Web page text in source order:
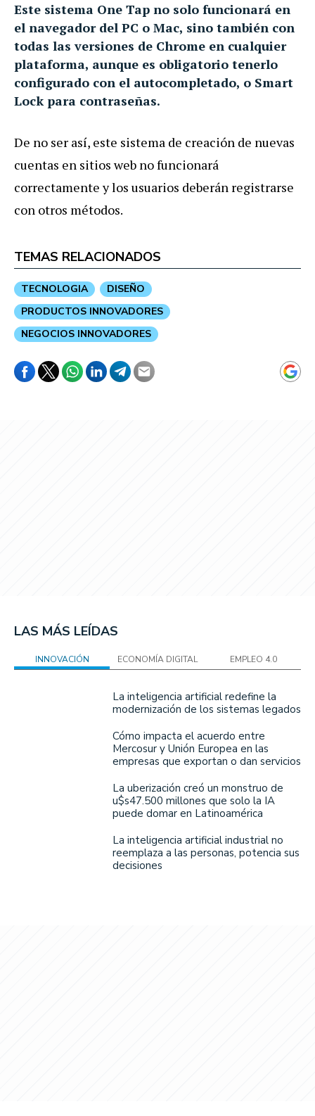
Este sistema One Tap no solo funcionará en
el navegador del PC o Mac, sino también con
todas las versiones de Chrome en cualquier
plataforma, aunque es obligatorio tenerlo
configurado con el autocompletado, o Smart
Lock para contraseñas.
De no ser así, este sistema de creación de nuevas
cuentas en sitios web no funcionará
correctamente y los usuarios deberán registrarse
con otros métodos.
TEMAS RELACIONADOS
TECNOLOGIA
DISEÑO
PRODUCTOS INNOVADORES
NEGOCIOS INNOVADORES
LAS MÁS LEÍDAS
INNOVACIÓN ECONOMÍA DIGITAL EMPLEO 4.0
La inteligencia artificial redefine la
modernización de los sistemas legados
Cómo impacta el acuerdo entre
Mercosur y Unión Europea en las
empresas que exportan o dan servicios
La uberización creó un monstruo de
u$s47.500 millones que solo la IA
puede domar en Latinoamérica
La inteligencia artificial industrial no
reemplaza a las personas, potencia sus
decisiones